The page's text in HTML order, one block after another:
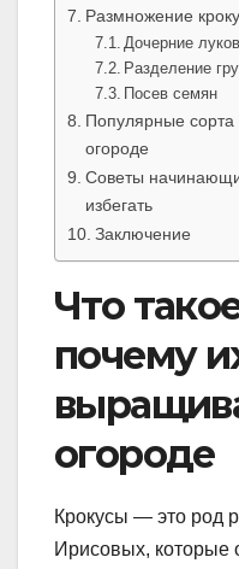
Размножение
Дочерние
Разделение
Посев семян
Популярные сорта
огороде
Советы
избегать
Заключение
Что
почему
огороде
Крокусы — это род
Ирисовых, которые